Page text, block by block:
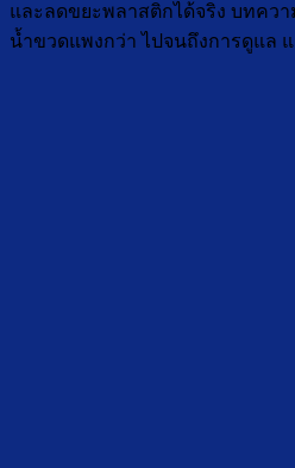
และลดขยะพลาสติกได้จริง บทคว
น้ำขวดแพงกว่า ไปจนถึงการดูแล